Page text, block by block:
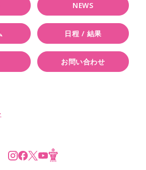
NEWS
日程 / 結果
お問い合わせ